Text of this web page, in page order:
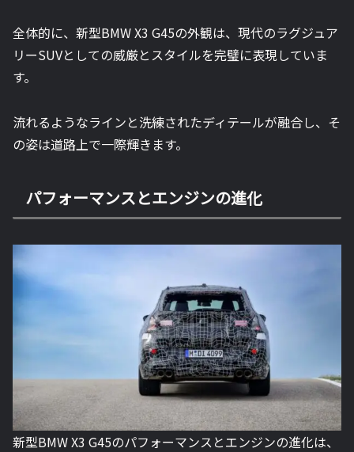
全体的に、新型BMW X3 G45の外観は、現代のラグジュア
リーSUVとしての威厳とスタイルを完璧に表現していま
す。
流れるようなラインと洗練されたディテールが融合し、そ
の姿は道路上で一際輝きます。
パフォーマンスとエンジンの進化
新型BMW X3 G45のパフォーマンスとエンジンの進化は、